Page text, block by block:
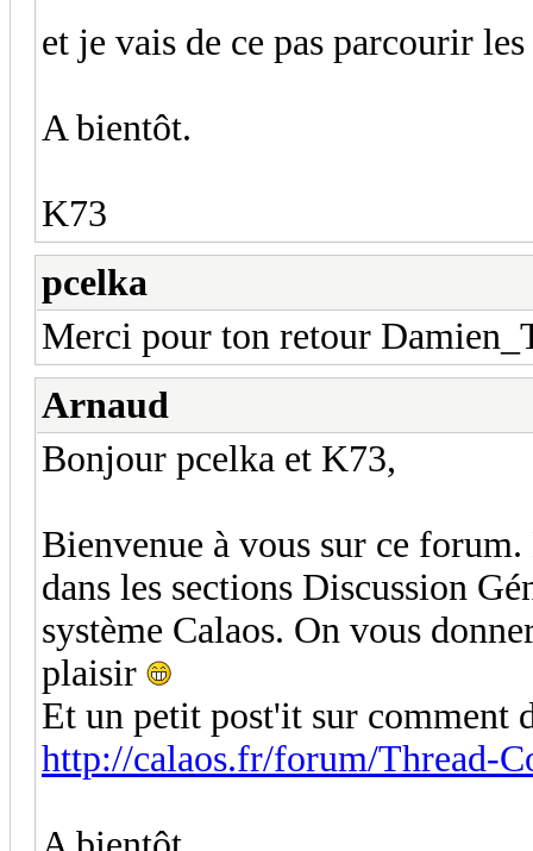
et je vais de ce pas parcourir
A bientôt.
K73
pcelka
Merci pour ton retour
Arnaud
Bonjour pcelka et K73,
Bienvenue à vous sur ce forum.
dans les sections Discussion
système Calaos. On vous
plaisir
Et un petit post'it sur comment
http://calaos.fr/forum/Thread-